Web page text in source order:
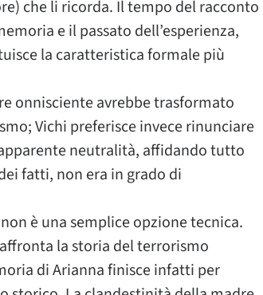
che li ricorda. Il tempo del racconto
e il passato dell’esperienza,
la caratteristica formale più
onnisciente avrebbe trasformato
Vichi preferisce invece rinunciare
neutralità, affidando tutto
fatti, non era in grado di
è una semplice opzione tecnica.
la storia del terrorismo
di Arianna finisce infatti per